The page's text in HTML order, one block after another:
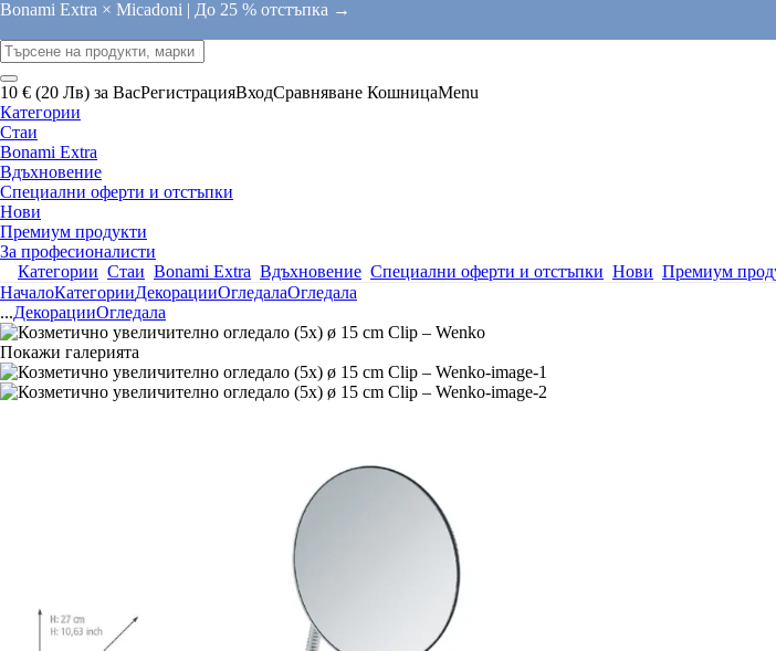
Bonami Extra × Micadoni | До 25 % отстъпка →
10 € (20 Лв) за ВасРегистрацияВходСравняване КошницаMenu
Категории
Стаи
Bonami Extra
Вдъхновение
Специални оферти и отстъпки
Нови
Премиум продукти
За професионалисти
Категории Стаи Bonami Extra Вдъхновение Специални оферти и отстъпки Нови Премиум
НачалоКатегорииДекорацииОгледалаОгледала
...ДекорацииОгледала
Покажи галерията